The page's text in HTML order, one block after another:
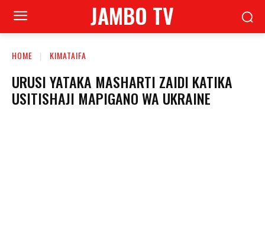
JAMBO TV
HOME KIMATAIFA
URUSI YATAKA MASHARTI ZAIDI KATIKA
USITISHAJI MAPIGANO WA UKRAINE